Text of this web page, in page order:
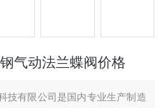
气动法兰蝶阀价格
技有限公司是国内专业生产制造